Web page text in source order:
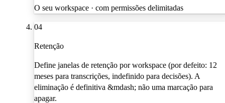
O seu workspace · com permissões delimitadas
04
Retenção
Define janelas de retenção por workspace (por defeito: 12
meses para transcrições, indefinido para decisões). A
eliminação é definitiva &mdash; não uma marcação para
apagar.